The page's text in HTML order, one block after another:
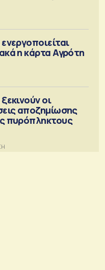
η κάρτα Αγρότη
οι
αποζημίωσης
πυρόπληκτους